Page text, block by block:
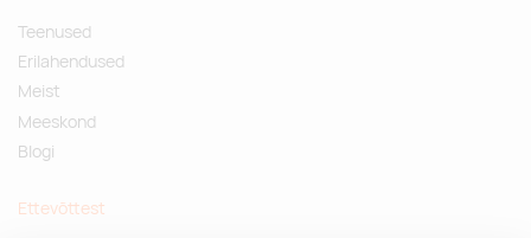
Teenused
Erilahendused
Meist
Meeskond
Blogi
Ettevõttest